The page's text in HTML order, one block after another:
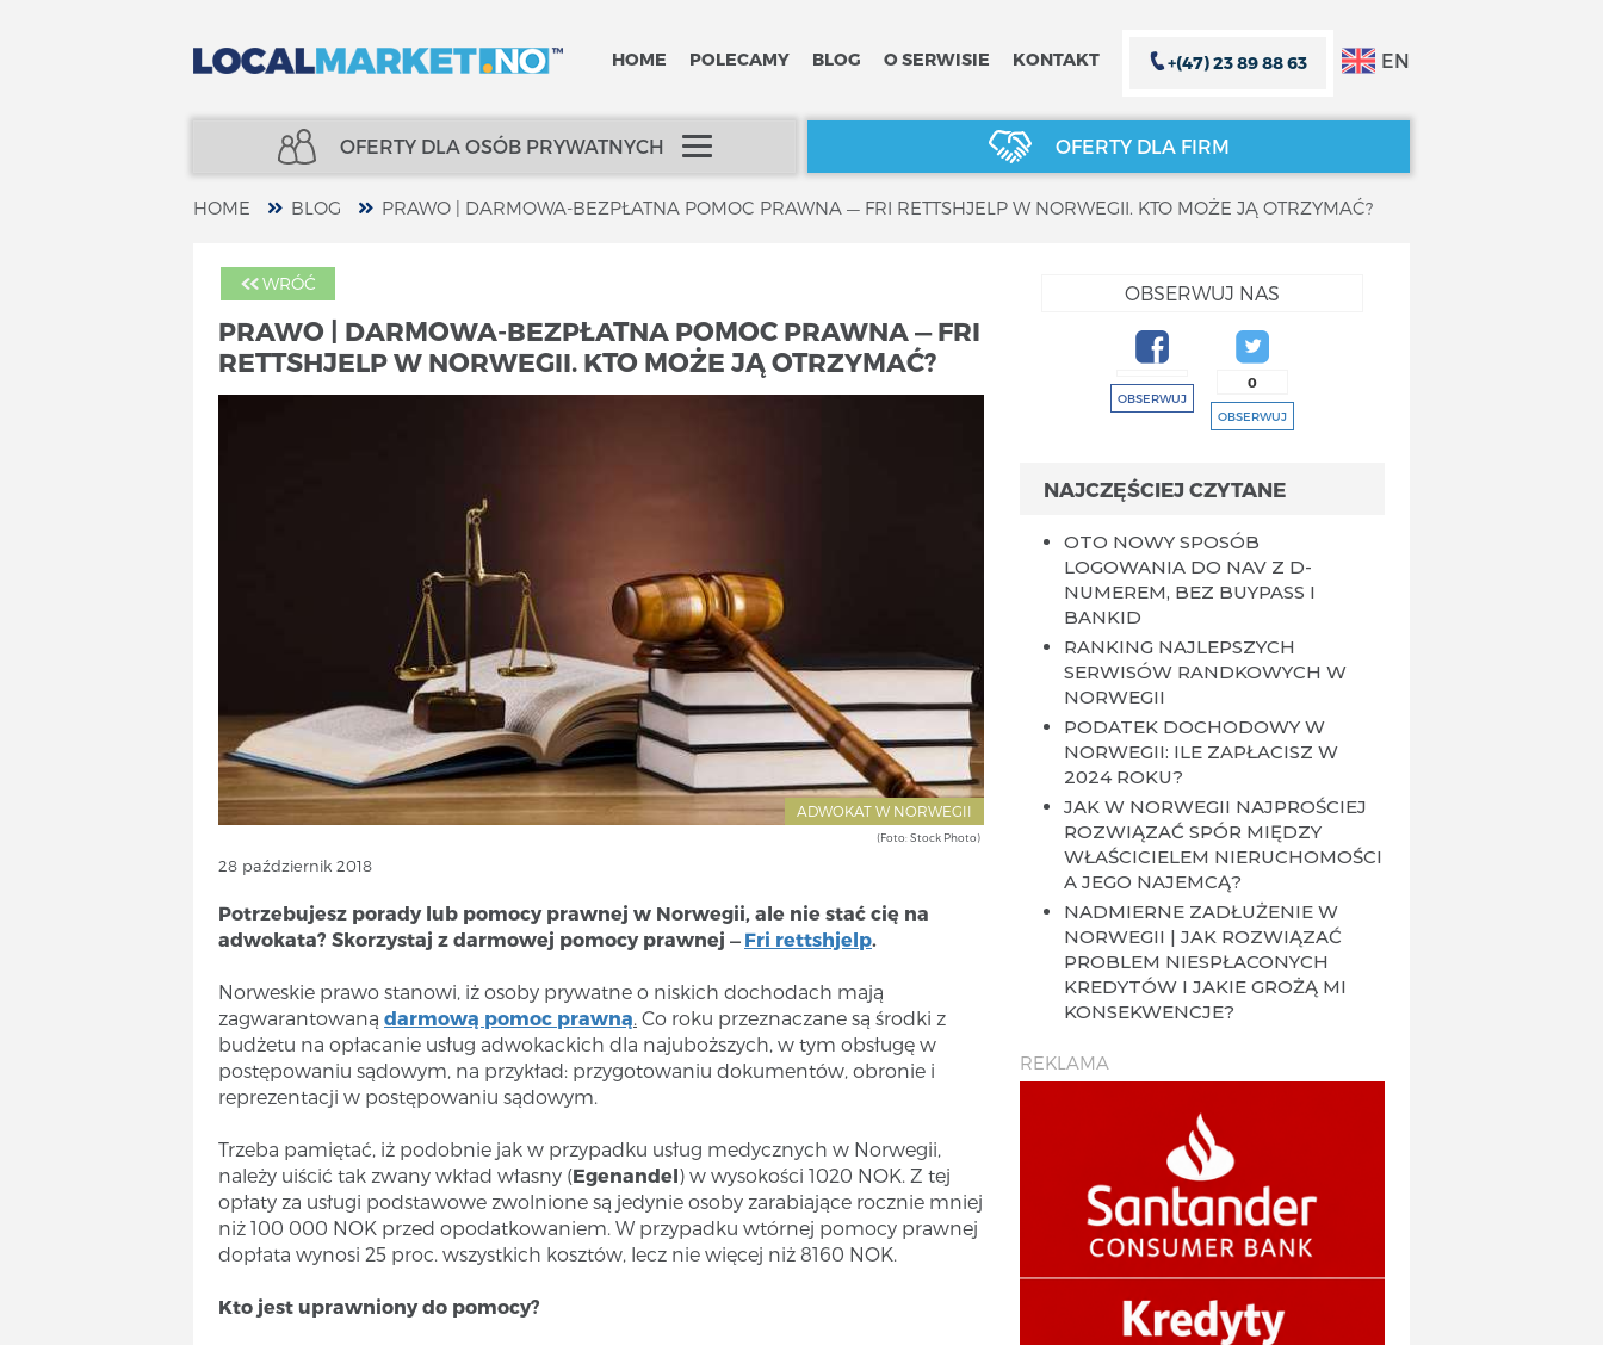
EN
HOME POLECAMY BLOG O SERWISIE KONTAKT +(47) 23 89 88 63
OFERTY DLA OSÓB PRYWATNYCH
ZAMKNIJ X
KREDYTY
USŁUGI
ODSZKODOWANIA
FORMALNOŚCI
INFORMATYCZNE
OFERTY DLA FIRM
ZAMKNIJ X
FINANSE
ODSZKODOWANIA
KURSY|SZKOLENIA
PRODUKTY
PRAWO I PORADY
USŁUGI
INFORMATYCZNE
HOME BLOG PRAWO | DARMOWA-BEZPŁATNA POMOC PRAWNA — FRI RETTSHJELP W NORWEGII. KTO MOŻE JĄ OTRZYMAĆ?
WRÓĆ
PRAWO | DARMOWA-BEZPŁATNA POMOC PRAWNA — FRI
RETTSHJELP W NORWEGII. KTO MOŻE JĄ OTRZYMAĆ?
ADWOKAT W NORWEGII
(Foto: Stock Photo)
28 październik 2018
Potrzebujesz porady lub pomocy prawnej w Norwegii, ale nie stać cię na
adwokata? Skorzystaj z darmowej pomocy prawnej — Fri rettshjelp.
Norweskie prawo stanowi, iż osoby prywatne o niskich dochodach mają
zagwarantowaną darmową pomoc prawną. Co roku przeznaczane są środki z
budżetu na opłacanie usług adwokackich dla najuboższych, w tym obsługę w
postępowaniu sądowym, na przykład: przygotowaniu dokumentów, obronie i
reprezentacji w postępowaniu sądowym.
Trzeba pamiętać, iż podobnie jak w przypadku usług medycznych w Norwegii,
należy uiścić tak zwany wkład własny (Egenandel) w wysokości 1020 NOK. Z tej
opłaty za usługi podstawowe zwolnione są jedynie osoby zarabiające rocznie mniej
niż 100 000 NOK przed opodatkowaniem. W przypadku wtórnej pomocy prawnej
dopłata wynosi 25 proc. wszystkich kosztów, lecz nie więcej niż 8160 NOK.
Kto jest uprawniony do pomocy?
OBSERWUJ NAS
OBSERWUJ
0
OBSERWUJ
NAJCZĘŚCIEJ CZYTANE
OTO NOWY SPOSÓB
LOGOWANIA DO NAV Z D-
NUMEREM, BEZ BUYPASS I
BANKID
RANKING NAJLEPSZYCH
SERWISÓW RANDKOWYCH W
NORWEGII
PODATEK DOCHODOWY W
NORWEGII: ILE ZAPŁACISZ W
2024 ROKU?
JAK W NORWEGII NAJPROŚCIEJ
ROZWIĄZAĆ SPÓR MIĘDZY
WŁAŚCICIELEM NIERUCHOMOŚCI
A JEGO NAJEMCĄ?
NADMIERNE ZADŁUŻENIE W
NORWEGII | JAK ROZWIĄZAĆ
PROBLEM NIESPŁACONYCH
KREDYTÓW I JAKIE GROŻĄ MI
KONSEKWENCJE?
REKLAMA